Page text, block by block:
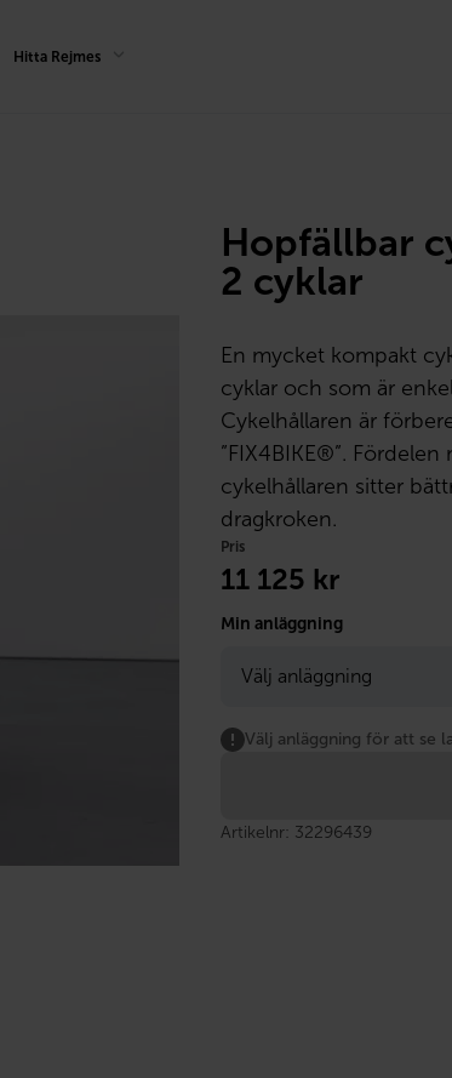
Hitta Rejmes
Hopfällbar
2 cyklar
En mycket kompakt
cyklar och som är
Cykelhållaren är
”FIX4BIKE®”. Fördelen
cykelhållaren sitter
dragkroken.
Pris
11 125 kr
Min anläggning
Välj anläggning för att se
Artikelnr: 32296439